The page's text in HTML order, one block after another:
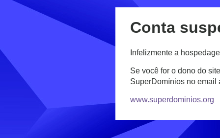
Conta
Infelizmente a
Se você for o dono do
SuperDomínios no email
www.superdominios.org